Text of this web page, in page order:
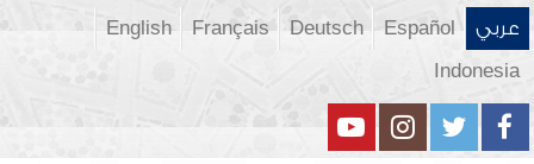
عربي Español
Deutsch
Français
English
Indonesia